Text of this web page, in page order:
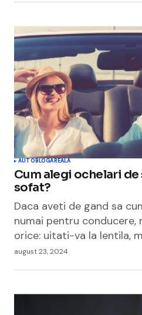
AUTOBLOGAREALA
Cum alegi ochelari
sofat?
Daca aveti de gand sa
numai pentru conducere,
orice: uitati-va la lentila,
august 23, 2024